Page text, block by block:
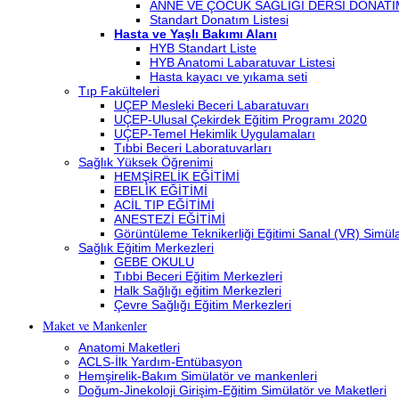
ANNE VE ÇOCUK SAĞLIĞI DERSİ
Standart Donatım Listesi
Hasta ve Yaşlı Bakımı Alanı
HYB Standart Liste
HYB Anatomi Labaratuvar Listesi
Hasta kayacı ve yıkama seti
Tıp Fakülteleri
UÇEP Mesleki Beceri Labaratuvarı
UÇEP-Ulusal Çekirdek Eğitim Programı 2020
UÇEP-Temel Hekimlik Uygulamaları
Tıbbi Beceri Laboratuvarları
Sağlık Yüksek Öğrenimi
HEMŞİRELİK EĞİTİMİ
EBELİK EĞİTİMİ
ACİL TIP EĞİTİMİ
ANESTEZİ EĞİTİMİ
Görüntüleme Teknikerliği Eğitimi Sanal (VR)
Sağlık Eğitim Merkezleri
GEBE OKULU
Tıbbi Beceri Eğitim Merkezleri
Halk Sağlığı eğitim Merkezleri
Çevre Sağlığı Eğitim Merkezleri
Maket ve Mankenler
Anatomi Maketleri
ACLS-İlk Yardım-Entübasyon
Hemşirelik-Bakım Simülatör ve mankenleri
Doğum-Jinekoloji Girişim-Eğitim Simülatör ve Maketleri